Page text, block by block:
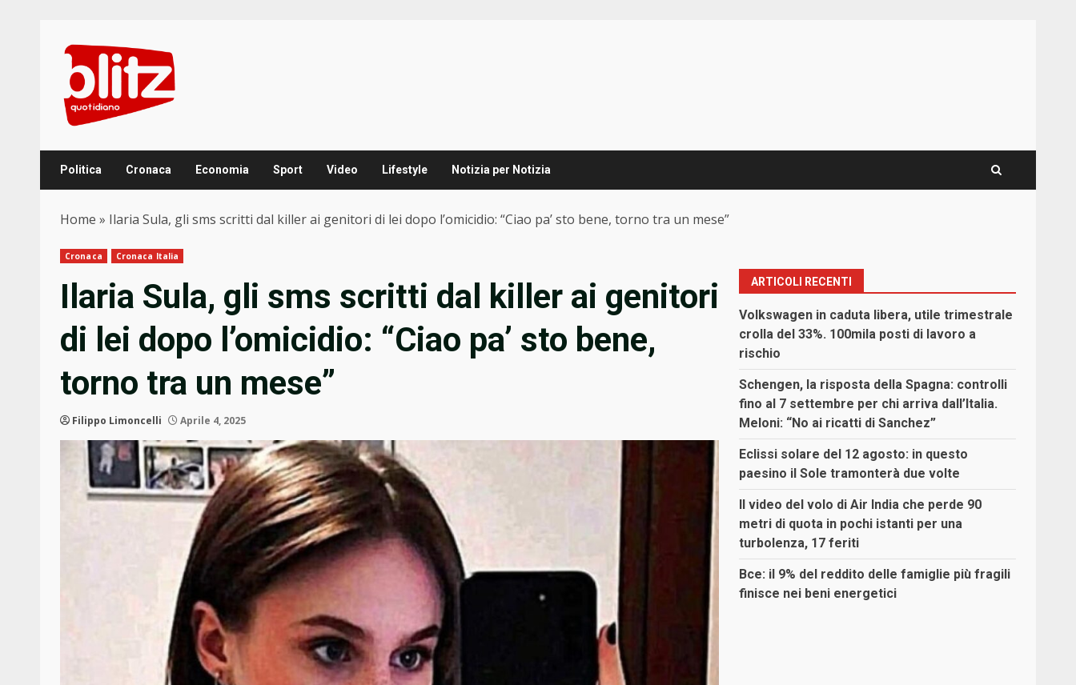
content
Politica Cronaca Economia Sport Video Lifestyle Notizia per Notizia
Home » Ilaria Sula, gli sms scritti dal killer ai genitori di lei dopo l’omicidio: “Ciao pa’ sto bene, torno tra un mese”
Cronaca Cronaca Italia
Ilaria Sula, gli sms scritti dal killer ai genitori
di lei dopo l’omicidio: “Ciao pa’ sto bene,
torno tra un mese”
Filippo Limoncelli Aprile 4, 2025
ARTICOLI RECENTI
Volkswagen in caduta libera, utile trimestrale
crolla del 33%. 100mila posti di lavoro a
rischio
Schengen, la risposta della Spagna: controlli
fino al 7 settembre per chi arriva dall’Italia.
Meloni: “No ai ricatti di Sanchez”
Eclissi solare del 12 agosto: in questo
paesino il Sole tramonterà due volte
Il video del volo di Air India che perde 90
metri di quota in pochi istanti per una
turbolenza, 17 feriti
Bce: il 9% del reddito delle famiglie più fragili
finisce nei beni energetici